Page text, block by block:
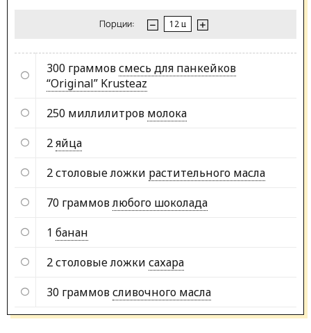
Порции:
300 граммовсмесь для панкейков
“Original” Krusteaz
250 миллилитров молока
2яйца
2 столовые ложки растительного масла
70 граммовлюбого шоколада
1 банан
2 столовые ложки сахара
30 граммовсливочного масла